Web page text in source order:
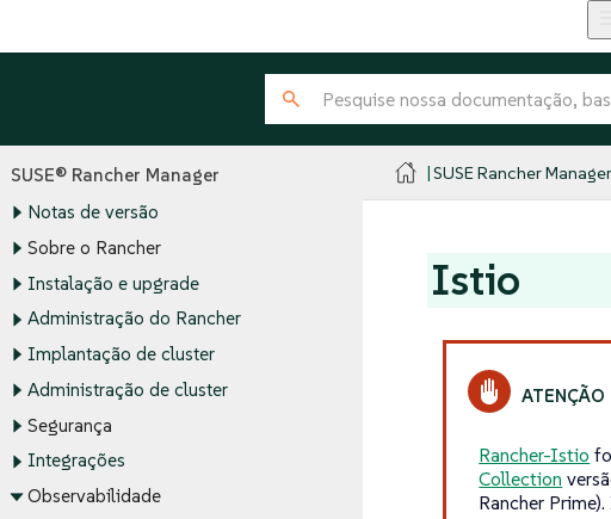
SUSE® Rancher Manager
Notas de versão
Sobre o Rancher
Instalação e upgrade
Administração do Rancher
Implantação de cluster
Administração de cluster
Segurança
Integrações
Observabilidade
SUSE Rancher Manager
Istio
Rancher-Istio
Collection
Rancher